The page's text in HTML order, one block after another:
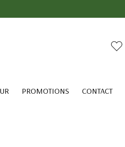
PROMOTIONS CONTACT